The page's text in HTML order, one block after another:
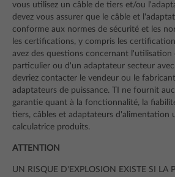
vous utilisez un câble de tiers et/ou
devez vous assurer que le câble et
conforme aux normes de sécurité et les
les certifications, y compris les
avez des questions concernant l'utilisation
particulier ou d'un adaptateur secteur
devriez contacter le vendeur ou le
adaptateurs de puissance. TI ne fournit
garantie quant à la fonctionnalité, la
tiers, câbles et adaptateurs d'alimentation
calculatrice produits.
ATTENTION
UN RISQUE D'EXPLOSION EXISTE SI LA